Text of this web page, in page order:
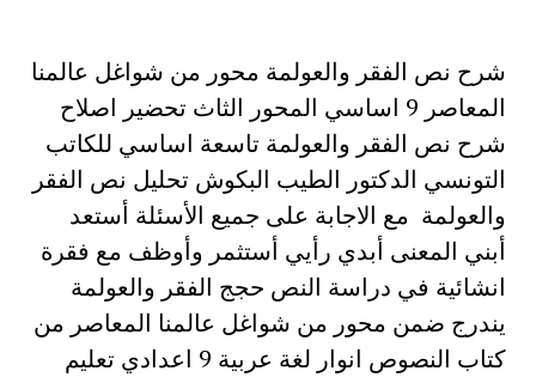
شرح نص الفقر والعولمة محور من شواغل عالمنا
المعاصر 9 اساسي المحور الثاث تحضير اصلاح
شرح نص الفقر والعولمة تاسعة اساسي للكاتب
التونسي الدكتور الطيب البكوش تحليل نص الفقر
والعولمة مع الاجابة على جميع الأسئلة أستعد
أبني المعنى أبدي رأيي أستثمر وأوظف مع فقرة
انشائية في دراسة النص حجج الفقر والعولمة
يندرج ضمن محور من شواغل عالمنا المعاصر من
كتاب النصوص انوار لغة عربية 9 اعدادي تعليم